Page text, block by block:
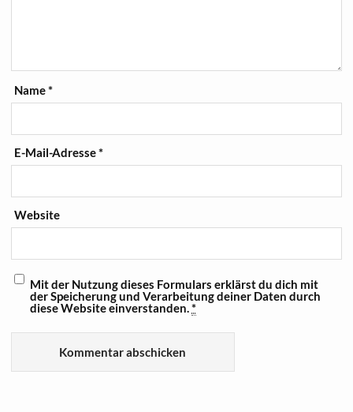
Name*
E-Mail-Adresse*
Website
Mit der Nutzung dieses Formulars erklärst du dich mit
der Speicherung und Verarbeitung deiner Daten durch
diese Website einverstanden.*